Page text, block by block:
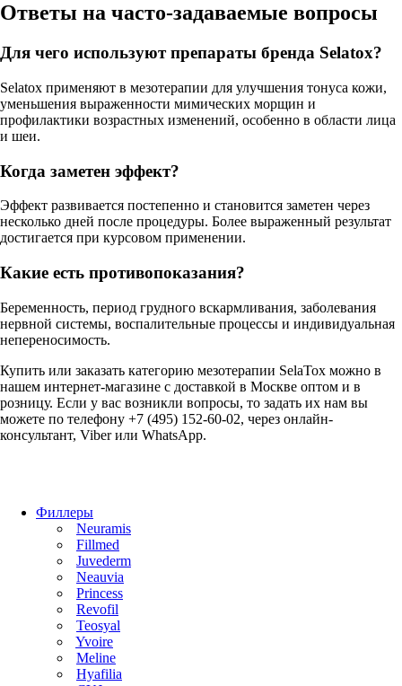
Ответы на часто-задаваемые вопросы
Для чего используют препараты бренда Selatox?
Selatox применяют в мезотерапии для улучшения тонуса кожи,
уменьшения выраженности мимических морщин и
профилактики возрастных изменений, особенно в области лица
и шеи.
Когда заметен эффект?
Эффект развивается постепенно и становится заметен через
несколько дней после процедуры. Более выраженный результат
достигается при курсовом применении.
Какие есть противопоказания?
Беременность, период грудного вскармливания, заболевания
нервной системы, воспалительные процессы и индивидуальная
непереносимость.
Купить или заказать категорию мезотерапии SelaTox можно в
нашем интернет-магазине с доставкой в Москве оптом и в
розницу. Если у вас возникли вопросы, то задать их нам вы
можете по телефону +7 (495) 152-60-02, через онлайн-
консультант, Viber или WhatsApp.
Филлеры
Neuramis
Fillmed
Juvederm
Neauvia
Princess
Revofil
Teosyal
Yvoire
Meline
Hyafilia